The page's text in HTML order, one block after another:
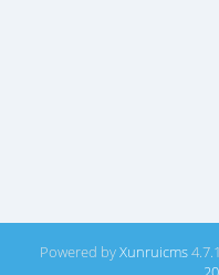
Powered byXunruicms